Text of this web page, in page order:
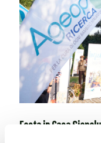
Festa in Casa